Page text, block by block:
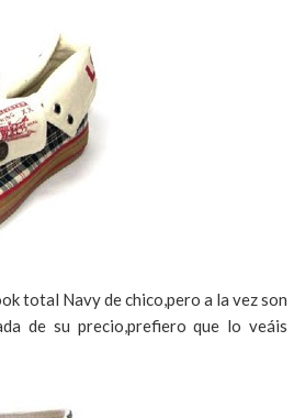
total Navyde chico,pero a la vez son
de su precio,prefiero que lo veáis